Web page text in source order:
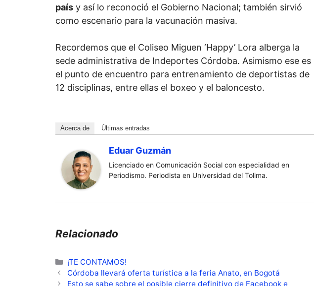
país y así lo reconoció el Gobierno Nacional; también sirvió
como escenario para la vacunación masiva.
Recordemos que el Coliseo Miguen ‘Happy’ Lora alberga la
sede administrativa de Indeportes Córdoba. Asimismo ese es
el punto de encuentro para entrenamiento de deportistas de
12 disciplinas, entre ellas el boxeo y el baloncesto.
Acerca de Últimas entradas
Eduar Guzmán
Licenciado en Comunicación Social con especialidad en
Periodismo. Periodista en Universidad del Tolima.
Relacionado
Categorías
¡TE CONTAMOS!
Córdoba llevará oferta turística a la feria Anato, en Bogotá
Esto se sabe sobre el posible cierre definitivo de Facebook e